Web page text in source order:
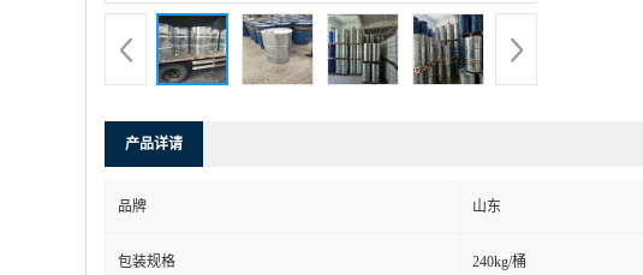
产品详请
品牌 山东
包装规格 240kg/桶